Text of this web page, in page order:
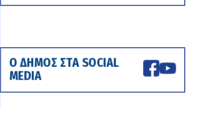
Ο ΔΗΜΟΣ ΣΤΑ SOCIAL
MEDIA